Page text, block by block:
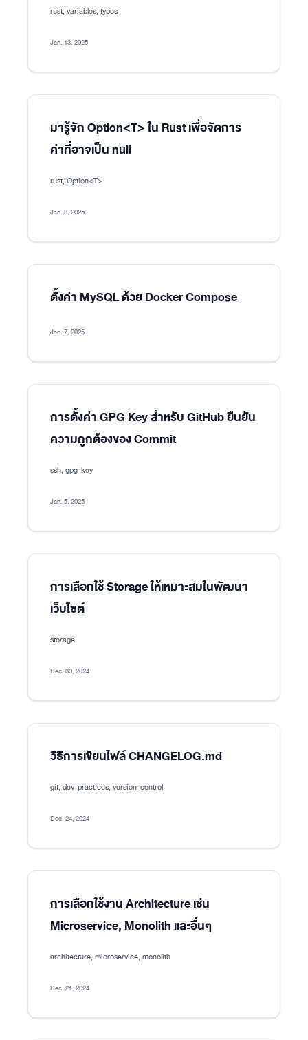
rust, variables, types
Jan. 13, 2025
มารู้จัก Option<T> ใน Rust เพื่อจัดการ
ค่าที่อาจเป็น null
rust, Option<T>
Jan. 8, 2025
ตั้งค่า MySQL ด้วย Docker Compose
Jan. 7, 2025
การตั้งค่า GPG Key สำหรับ GitHub ยืนยัน
ความถูกต้องของ Commit
ssh, gpg-key
Jan. 5, 2025
การเลือกใช้ Storage ให้เหมาะสมในพัฒนา
เว็บไซต์
storage
Dec. 30, 2024
วิธีการเขียนไฟล์ CHANGELOG.md
git, dev-practices, version-control
Dec. 24, 2024
การเลือกใช้งาน Architecture เช่น
Microservice, Monolith และอื่นๆ
architecture, microservice, monolith
Dec. 21, 2024